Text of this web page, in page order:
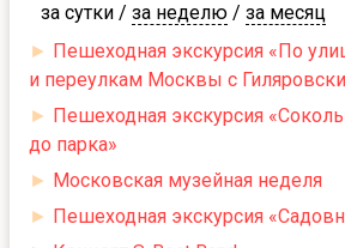
за сутки / за неделю / за месяц
► Пешеходная экскурсия «По
и переулкам Москвы с
► Пешеходная экскурсия
до парка»
► Московская музейная неделя
► Пешеходная экскурсия